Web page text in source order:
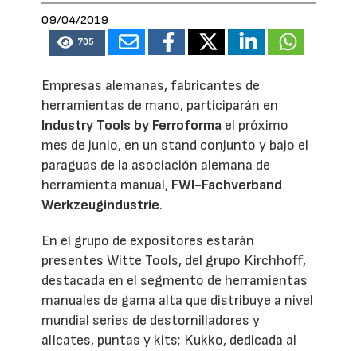
09/04/2019
705
Empresas alemanas, fabricantes de
herramientas de mano, participarán en
Industry Tools by Ferroforma el próximo
mes de junio, en un stand conjunto y bajo el
paraguas de la asociación alemana de
herramienta manual, FWI-Fachverband
Werkzeugindustrie.
En el grupo de expositores estarán
presentes Witte Tools, del grupo Kirchhoff,
destacada en el segmento de herramientas
manuales de gama alta que distribuye a nivel
mundial series de destornilladores y
alicates, puntas y kits; Kukko, dedicada al